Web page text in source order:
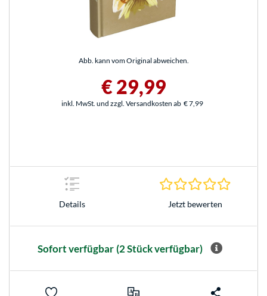
Abb. kann vom Original abweichen.
€ 29,99
inkl. MwSt. und zzgl. Versandkosten ab € 7,99
Details Jetzt bewerten
Sofort verfügbar (2 Stück verfügbar)